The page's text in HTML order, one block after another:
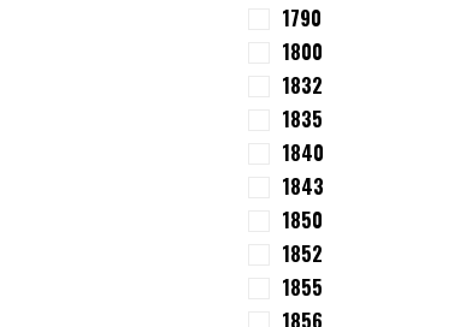
1790
1800
1832
1835
1840
1843
1850
1852
1855
1856